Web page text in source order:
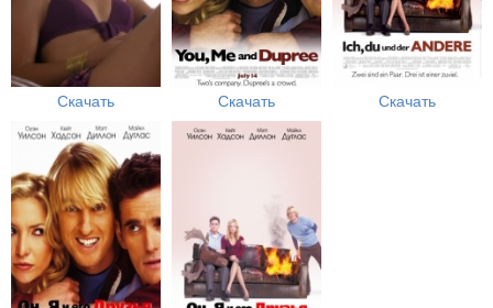
Скачать Скачать Скачать